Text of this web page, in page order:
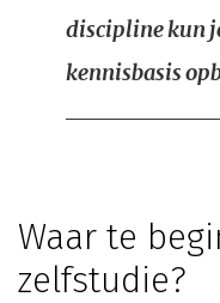
discipline kun
kennisbasis
Waar te
zelfstudie?